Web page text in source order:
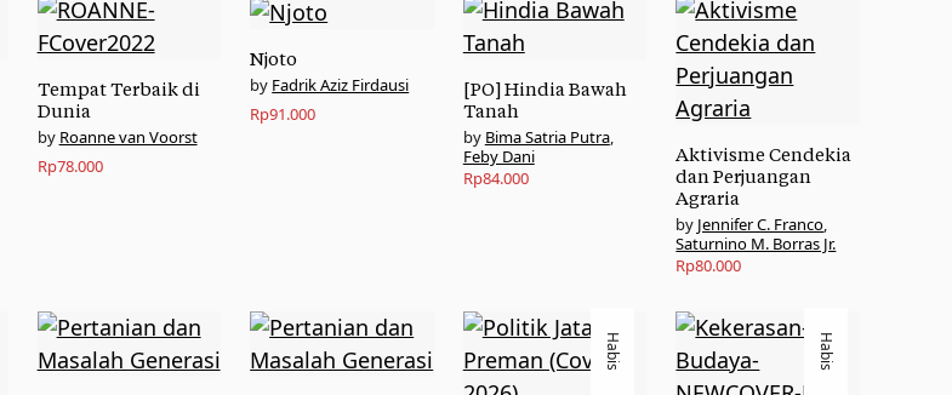
Tempat Terbaik di
Dunia
Roanne van Voorst
Rp78.000
Njoto
Fadrik Aziz Firdausi
Rp91.000
[PO] Hindia Bawah
Tanah
Bima Satria Putra,
Feby Dani
Rp84.000
Aktivisme Cendekia
dan Perjuangan
Agraria
Jennifer C. Franco,
Saturnino M. Borras Jr.
Rp80.000
Habis Habis